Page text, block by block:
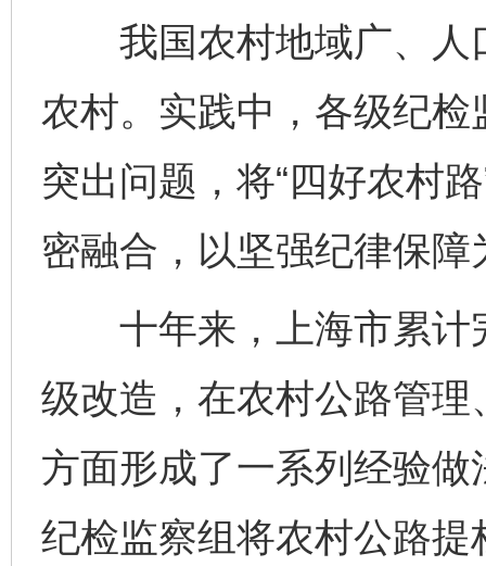
我国农村地域广、人
农村。实践中，各级纪
突出问题，将“四好农村
密融合，以坚强纪律保
十年来，上海市累计
级改造，在农村公路管
方面形成了一系列经验
纪检监察组将农村公路